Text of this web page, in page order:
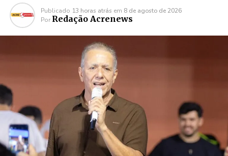
Publicado 13 horas atrás em 8 de agosto de 2026
Por Redação Acrenews